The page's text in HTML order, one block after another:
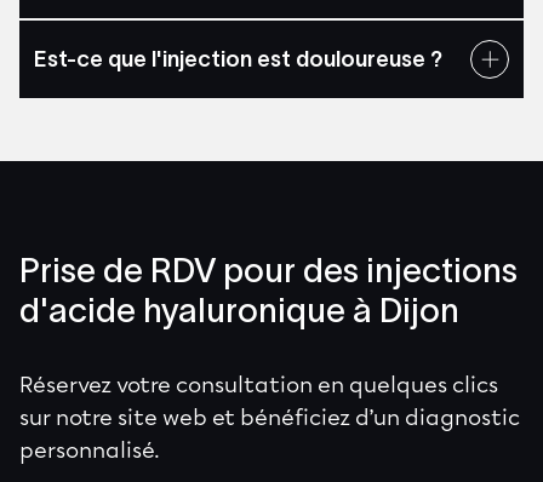
Est-ce que l'injection est douloureuse ?
Prise de RDV pour des injections
d'acide hyaluronique à Dijon
Réservez votre consultation en quelques clics
sur notre site web et bénéficiez d’un diagnostic
personnalisé.